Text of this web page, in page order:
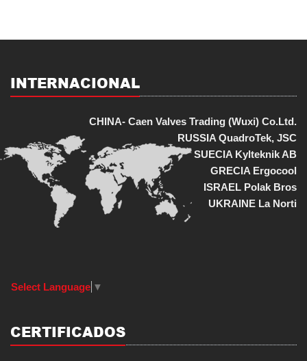
INTERNACIONAL
CHINA- Caen Valves Trading (Wuxi) Co.Ltd.
RUSSIA QuadroTek, JSC
SUECIA Kylteknik AB
GRECIA Ergocool
ISRAEL Polak Bros
UKRAINE La Norti
Select Language ▼
CERTIFICADOS